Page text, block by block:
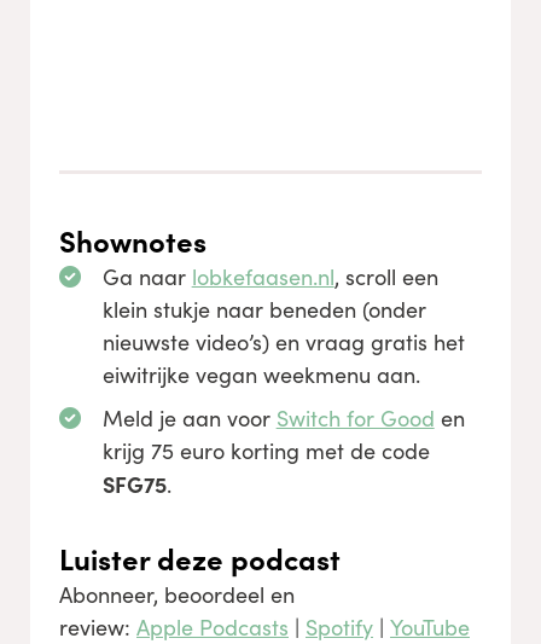
Shownotes
Ga naar lobkefaasen.nl, scroll een
klein stukje naar beneden (onder
nieuwste video’s) en vraag gratis het
eiwitrijke vegan weekmenu aan.
Meld je aan voor Switch for Good en
krijg 75 euro korting met de code
SFG75.
Luister deze podcast
Abonneer, beoordeel en
review: Apple Podcasts | Spotify | YouTube